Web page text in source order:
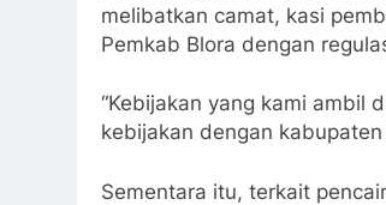
melibatkan camat, kasi
Pemkab Blora dengan
“Kebijakan yang kami ambil
kebijakan dengan kabupaten
Sementara itu, terkait